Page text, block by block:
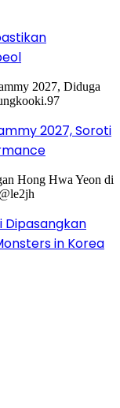
2027, Soroti
Dipasangkan
in Korea